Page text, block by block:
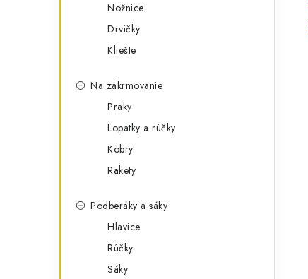
Nožnice
Drvičky
Kliešte
Na zakrmovanie
Praky
Lopatky a rúčky
Kobry
Rakety
Podberáky a sáky
Hlavice
Rúčky
Sáky